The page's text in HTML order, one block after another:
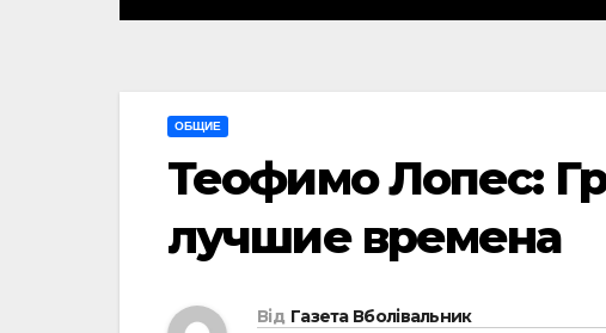
ОБЩИЕ
Теофимо Лопес:
лучшие времена
Від Газета Вболівальник